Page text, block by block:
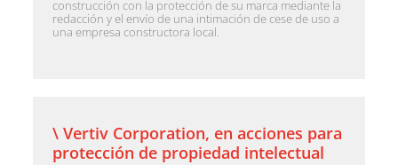
construcción con la protección de su marca mediante la
redacción y el envío de una intimación de cese de uso a
una empresa constructora local.
\ Vertiv Corporation, en acciones para
protección de propiedad intelectual